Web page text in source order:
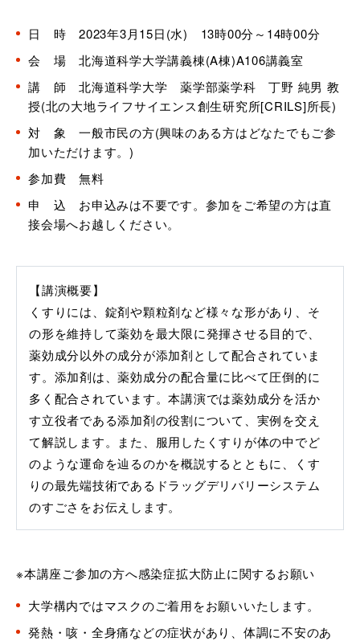
日 時 2023年3月15日(水) 13時00分～14時00分
会 場 北海道科学大学講義棟(A棟)A106講義室
講 師 北海道科学大学 薬学部薬学科 丁野 純男 教
授(北の大地ライフサイエンス創生研究所[CRILS]所長)
対 象 一般市民の方(興味のある方はどなたでもご参
加いただけます。)
参加費 無料
申 込 お申込みは不要です。参加をご希望の方は直
接会場へお越しください。
【講演概要】
くすりには、錠剤や顆粒剤など様々な形があり、そ
の形を維持して薬効を最大限に発揮させる目的で、
薬効成分以外の成分が添加剤として配合されていま
す。添加剤は、薬効成分の配合量に比べて圧倒的に
多く配合されています。本講演では薬効成分を活か
す立役者である添加剤の役割について、実例を交え
て解説します。また、服用したくすりが体の中でど
のような運命を辿るのかを概説するとともに、くす
りの最先端技術であるドラッグデリバリーシステム
のすごさをお伝えします。
※本講座ご参加の方へ感染症拡大防止に関するお願い
大学構内ではマスクのご着用をお願いいたします。
発熱・咳・全身痛などの症状があり、体調に不安のあ